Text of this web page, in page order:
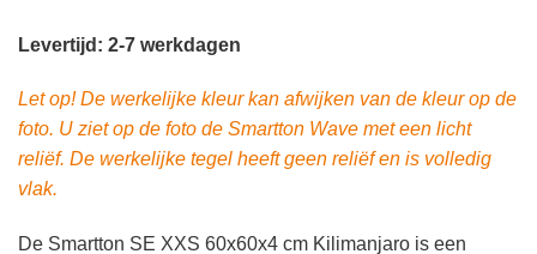
Levertijd: 2-7 werkdagen
Let op! De werkelijke kleur kan afwijken van de kleur op de
foto. U ziet op de foto de Smartton Wave met een licht
reliëf. De werkelijke tegel heeft geen reliëf en is volledig
vlak.
De Smartton SE XXS 60x60x4 cm Kilimanjaro is een